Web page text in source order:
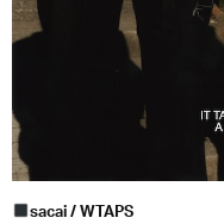
sacai/ WTAPS